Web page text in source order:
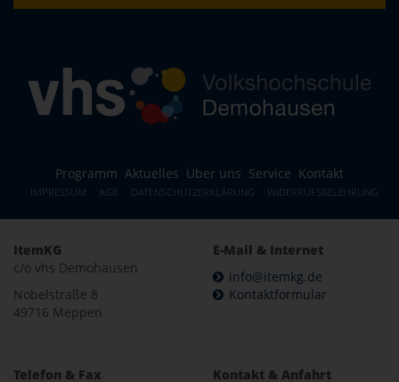
Programm Aktuelles Über uns Service Kontakt
IMPRESSUM AGB DATENSCHUTZERKLÄRUNG WIDERRUFSBELEHRUNG
ItemKG
c/o vhs Demohausen
Nobelstraße 8
49716 Meppen
E-Mail & Internet
info@itemkg.de
Kontaktformular
Telefon & Fax Kontakt & Anfahrt